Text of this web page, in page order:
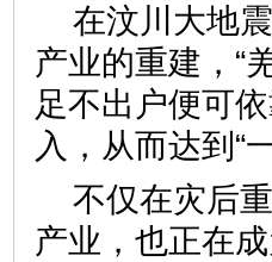
在汶川大地
产业的重建，“
足不出户便可
入，从而达到
不仅在灾后
产业，也正在